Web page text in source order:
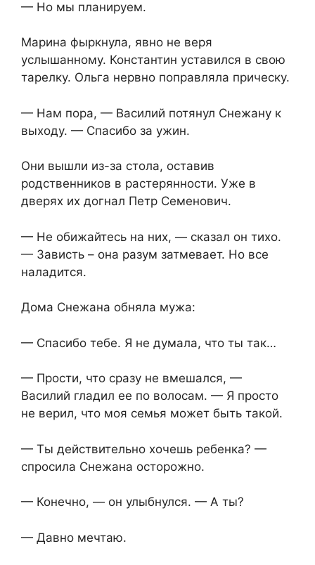
— Но мы планируем.
Марина фыркнула, явно не веря
услышанному. Константин уставился в свою
тарелку. Ольга нервно поправляла прическу.
— Нам пора, — Василий потянул Снежану к
выходу. — Спасибо за ужин.
Они вышли из-за стола, оставив
родственников в растерянности. Уже в
дверях их догнал Петр Семенович.
— Не обижайтесь на них, — сказал он тихо.
— Зависть – она разум затмевает. Но все
наладится.
Дома Снежана обняла мужа:
— Спасибо тебе. Я не думала, что ты так…
— Прости, что сразу не вмешался, —
Василий гладил ее по волосам. — Я просто
не верил, что моя семья может быть такой.
— Ты действительно хочешь ребенка? —
спросила Снежана осторожно.
— Конечно, — он улыбнулся. — А ты?
— Давно мечтаю.